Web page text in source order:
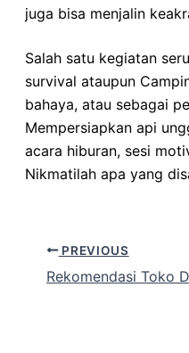
juga bisa menjalin
Salah satu kegiatan
survival ataupun
bahaya, atau sebagai
Mempersiapkan api
acara hiburan, sesi
Nikmatilah apa yang
PREVIOUS
Rekomendasi Toko